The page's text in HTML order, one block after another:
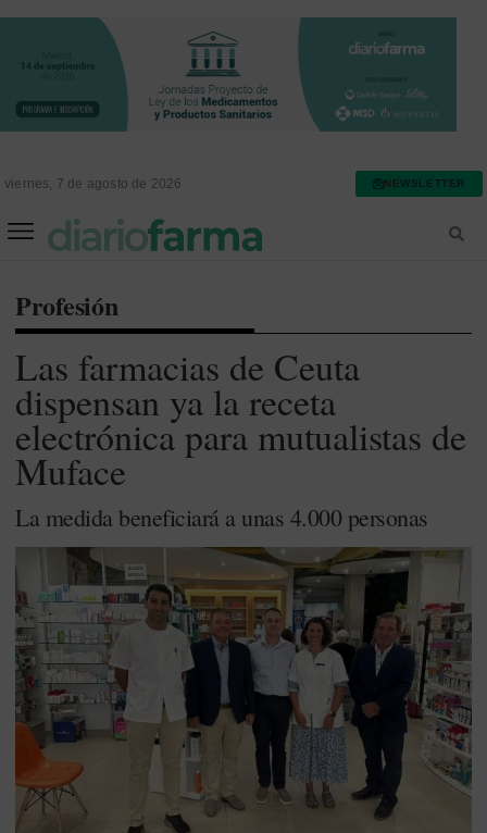
viernes, 7 de agosto de 2026 NEWSLETTER
Profesión
Las farmacias de Ceuta
dispensan ya la receta
electrónica para mutualistas de
Muface
La medida beneficiará a unas 4.000 personas